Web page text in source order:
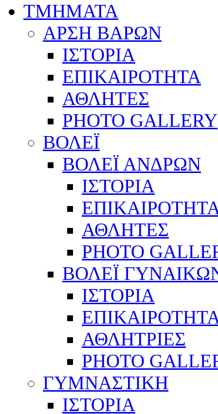
ΤΜΗΜΑΤΑ
ΑΡΣΗ ΒΑΡΩΝ
ΙΣΤΟΡΙΑ
ΕΠΙΚΑΙΡΟΤΗΤΑ
ΑΘΛΗΤΕΣ
PHOTO GALLERY
ΒΟΛΕΪ
ΒΟΛΕΪ ΑΝΔΡΩΝ
ΙΣΤΟΡΙΑ
ΑΘΛΗΤΕΣ
PHOTO
ΒΟΛΕΪ
ΙΣΤΟΡΙΑ
ΑΘΛΗΤΡΙΕΣ
PHOTO
ΓΥΜΝΑΣΤΙΚΗ
ΙΣΤΟΡΙΑ